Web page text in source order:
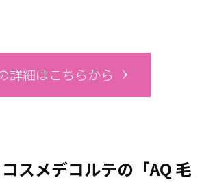
詳細はこちらから
コスメデコルテの「AQ 毛